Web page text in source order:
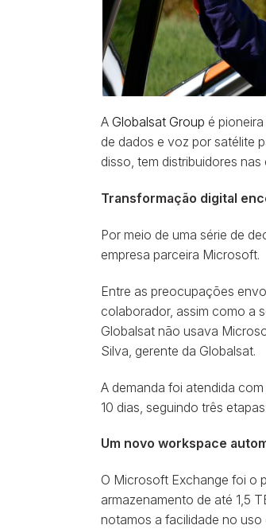
A Globalsat Group é
de dados e voz por satélite
disso, tem distribuidores
Transformação digital
Por meio de uma série de
empresa parceira Microsoft.
Entre as preocupações
colaborador, assim como a
Globalsat não usava
Silva, gerente da Globalsat.
A demanda foi atendida
10 dias, seguindo três
Um novo workspace
O Microsoft Exchange foi o
armazenamento de até 1,5
notamos a facilidade no